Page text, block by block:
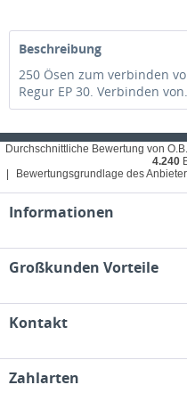
Beschreibung
250 Ösen zum verbinden
Regur EP 30. Verbinden
Durchschnittliche Bewertung von
4.240
Bewertungsgrundlage des
Informationen
Großkunden Vorteile
Kontakt
Zahlarten